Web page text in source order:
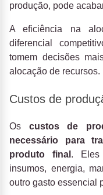
produção, pode
A eficiência na
diferencial
tomem decisões
alocação de recursos.
Custos de
Os custos de
necessário para
produto final . Eles
insumos, energia,
outro gasto essencial